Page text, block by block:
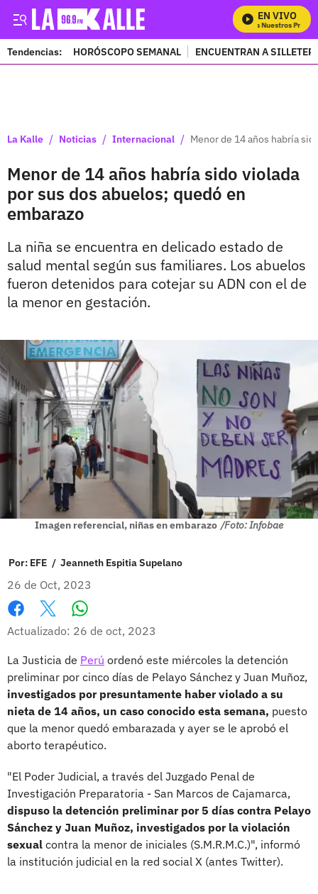
EN VIVO
Mira Todos Nuestros
Tendencias: HORÓSCOPO SEMANAL ENCUENTRAN A
La Kalle / Noticias / Internacional / Menor de 14 años habría
Menor de 14 años habría sido violada
por sus dos abuelos; quedó en
embarazo
La niña se encuentra en delicado estado de
salud mental según sus familiares. Los abuelos
fueron detenidos para cotejar su ADN con el de
la menor en gestación.
Imagen referencial, niñas en embarazo /Foto: Infobae
Por: EFE / Jeanneth Espitia Supelano
26 de Oct, 2023
Facebook
X
Actualizado: 26 de oct, 2023
La Justicia de Perú ordenó este miércoles la detención
preliminar por cinco días de Pelayo Sánchez y Juan Muñoz,
investigados por presuntamente haber violado a su
nieta de 14 años, un caso conocido esta semana, puesto
que la menor quedó embarazada y ayer se le aprobó el
aborto terapéutico.
"El Poder Judicial, a través del Juzgado Penal de
Investigación Preparatoria - San Marcos de Cajamarca,
dispuso la detención preliminar por 5 días contra Pelayo
Sánchez y Juan Muñoz, investigados por la violación
sexual contra la menor de iniciales (S.M.R.M.C.)", informó
la institución judicial en la red social X (antes Twitter).